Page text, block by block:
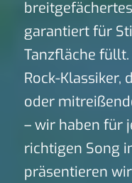
garantiert für
Tanzfläche
Rock-Klassiker,
oder
– wir haben für
richtigen Song
präsentieren